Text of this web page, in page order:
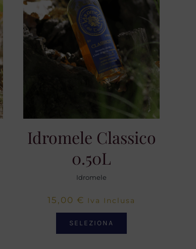
Idromele Classico
0.50L
Idromele
15,00 € Iva Inclusa
SELEZIONA